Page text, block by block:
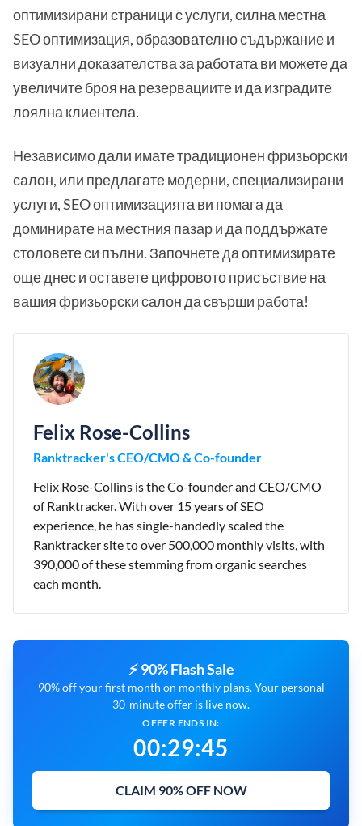
оптимизирани страници с услуги, силна местна
SEO оптимизация, образователно съдържание и
визуални доказателства за работата ви можете да
увеличите броя на резервациите и да изградите
лоялна клиентела.
Независимо дали имате традиционен фризьорски
салон, или предлагате модерни, специализирани
услуги, SEO оптимизацията ви помага да
доминирате на местния пазар и да поддържате
столовете си пълни. Започнете да оптимизирате
още днес и оставете цифровото присъствие на
вашия фризьорски салон да свърши работа!
Felix Rose-Collins
Ranktracker's CEO/CMO & Co-founder
Felix Rose-Collins is the Co-founder and CEO/CMO
of Ranktracker. With over 15 years of SEO
experience, he has single-handedly scaled the
Ranktracker site to over 500,000 monthly visits, with
390,000 of these stemming from organic searches
each month.
⚡ 90% Flash Sale
90% off your first month on monthly plans. Your personal
30-minute offer is live now.
OFFER ENDS IN:
00:29:44
CLAIM 90% OFF NOW